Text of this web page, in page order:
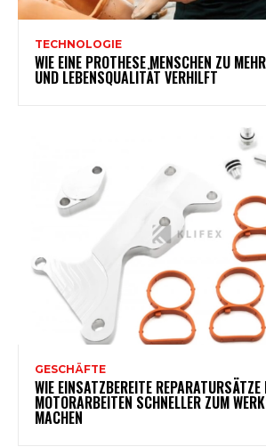
TECHNOLOGIE
WIE EINE PROTHESE MENSCHEN ZU
UND LEBENSQUALITÄT VERHILFT
GESCHÄFTE
WIE EINSATZBEREITE REPARATURSÄTZE
MOTORARBEITEN SCHNELLER ZUM
MACHEN